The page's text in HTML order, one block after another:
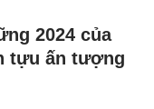
2024 của
tựu ấn tượng